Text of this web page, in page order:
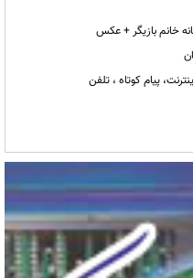
خانم بازیگر + عکس
پیام کوتاه ، تلفن